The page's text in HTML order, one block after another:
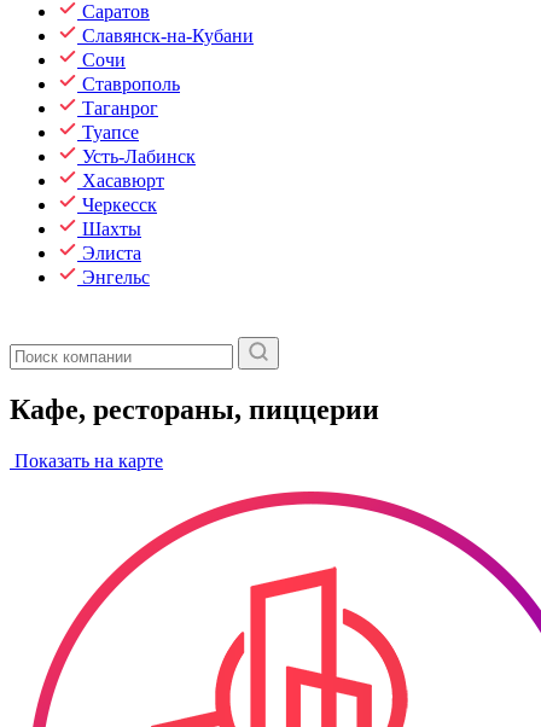
Саратов
Славянск-на-Кубани
Сочи
Ставрополь
Таганрог
Туапсе
Усть-Лабинск
Хасавюрт
Черкесск
Шахты
Элиста
Энгельс
Кафе, рестораны, пиццерии
Показать на карте